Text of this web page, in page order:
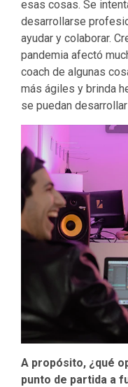
esas cosas. Se
desarrollarse
ayudar y colaborar.
pandemia afectó
coach de algunas
más ágiles y brinda
se puedan
A propósito, ¿qué
punto de partida a